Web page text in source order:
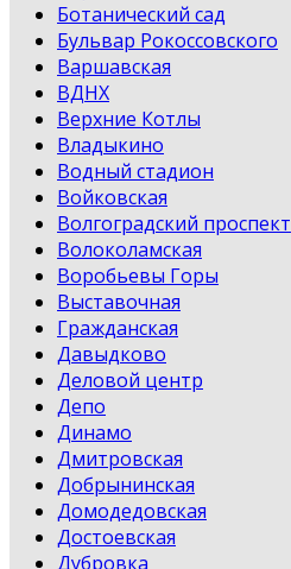
Ботанический сад
Бульвар Рокоссовского
Варшавская
ВДНХ
Верхние Котлы
Владыкино
Водный стадион
Войковская
Волгоградский проспект
Волоколамская
Воробьевы Горы
Выставочная
Гражданская
Давыдково
Деловой центр
Депо
Динамо
Дмитровская
Добрынинская
Домодедовская
Достоевская
Дубровка